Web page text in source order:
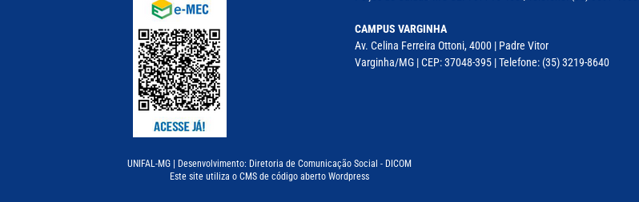
CAMPUS VARGINHA
Av. Celina Ferreira Ottoni, 4000 | Padre Vitor
Varginha/MG | CEP: 37048-395 | Telefone: (35) 3219-8640
UNIFAL-MG | Desenvolvimento: Diretoria de Comunicação Social - DICOM
Este site utiliza o CMS de código aberto Wordpress